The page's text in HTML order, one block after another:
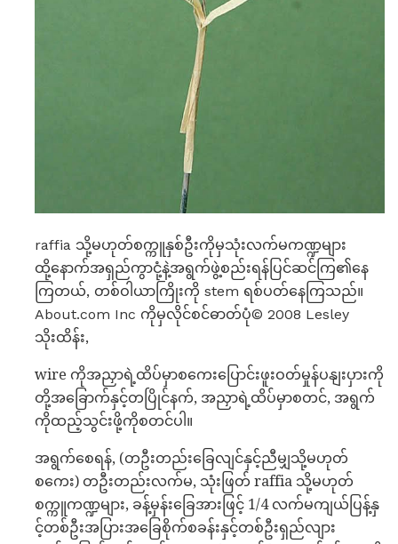
raffia သို့မဟုတ်စက္ကူနှစ်ဦးကိုမှသုံးလက်မကဏ္ဍများ
ထို့နောက်အရှည်ကွာငုံ့နဲ့အရွက်ဖွဲ့စည်းရန်ပြင်ဆင်ကြ၏နေ
ကြတယ်, တစ်ဝါယာကြိုးကို stem ရစ်ပတ်နေကြသည်။
About.com Inc ကိုမှလိုင်စင်ဓာတ်ပုံ© 2008 Lesley
သိုးထိန်း,
wire ကိုအညှာရဲ့ထိပ်မှာစကေးပြောင်းဖူးဝတ်မှုန်ပနျးပှားကို
တို့အခြောက်နှင့်တပြိုင်နက်, အညှာရဲ့ထိပ်မှာစတင်, အရွက်
ကိုထည့်သွင်းဖို့ကိုစတင်ပါ။
အရွက်စေရန်, (တဦးတည်းခြေလျင်နှင့်ညီမျှသို့မဟုတ်
စကေး) တဦးတည်းလက်မ, သုံးဖြတ် raffia သို့မဟုတ်
စက္ကူကဏ္ဍများ, ခန့်မှန်းခြေအားဖြင့် 1/4 လက်မကျယ်ပြန့်နှ
င့်တစ်ဦးအပြားအခြေစိုက်စခန်းနှင့်တစ်ဦးရှည်လျား